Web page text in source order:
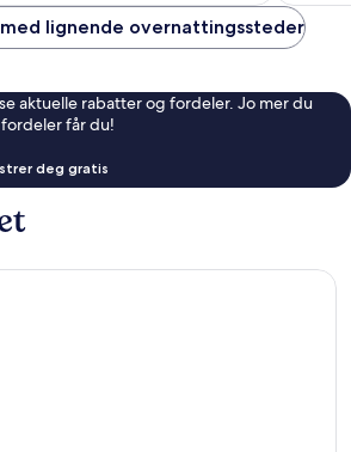
lignende overnattingssteder
aktuelle rabatter og fordeler. Jo mer du
får du!
deg gratis